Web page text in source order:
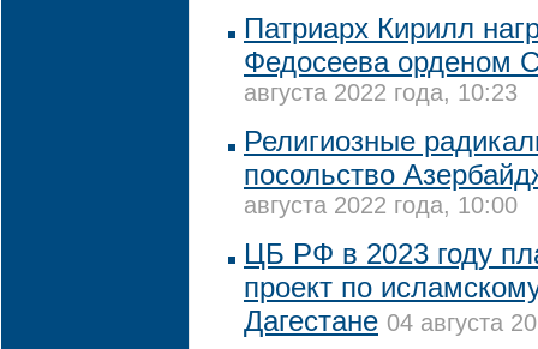
Патриарх Кирилл
Федосеева орденом
августа 2022 года, 10:23
Религиозные
посольство
августа 2022 года, 10:00
ЦБ РФ в 2023 году
проект по
Дагестане 04 августа